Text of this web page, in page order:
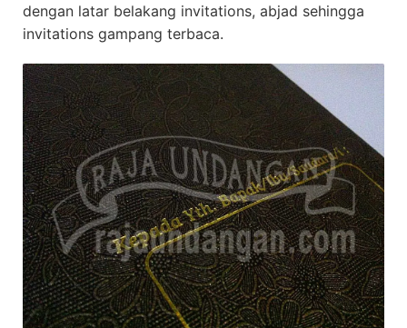
dengan latar belakang invitations, abjad sehingga
invitations gampang terbaca.